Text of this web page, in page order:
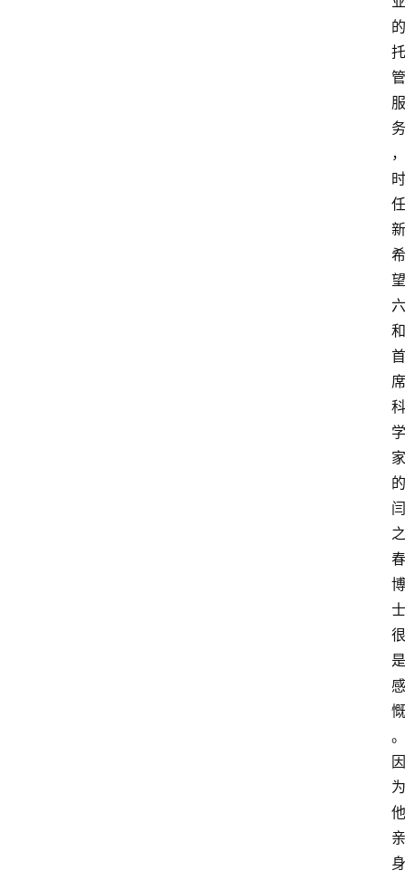
的
托
管
服
务
，
时
任
新
希
望
六
和
首
席
科
学
家
的
闫
之
春
博
士
很
是
感
慨
。
因
为
他
亲
身